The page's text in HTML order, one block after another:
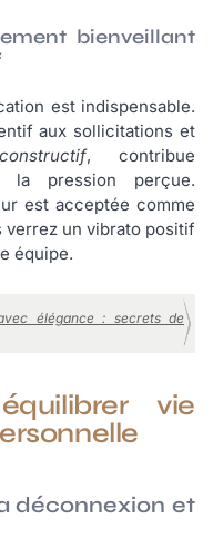
bienveillant
est indispensable.
aux sollicitations et
, contribue
pression perçue.
est acceptée comme
verrez un vibrato positif
équipe.
élégance : secrets de
vie
déconnexion et